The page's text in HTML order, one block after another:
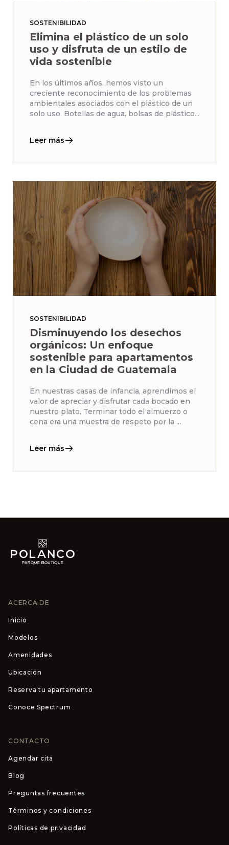
SOSTENIBILIDAD
Elimina el plástico de un solo
uso y disfruta de un estilo de
vida sostenible
En los últimos años, hemos visto un
creciente reconocimiento de los problemas
ambientales asociados con el plástico de un
solo uso. Botellas de agua, bolsas de plástico...
Leer más
SOSTENIBILIDAD
Disminuyendo los desechos
orgánicos: Un enfoque
sostenible para apartamentos
en la Ciudad de Guatemala
En nuestras casas de infancia, aprendimos el
valor de apreciar y disfrutar cada bocado en
nuestro plato. Terminar todo el almuerzo o
cena era una muestra de respeto por la ...
Leer más
ACERCA DE
Inicio
Modelos
Amenidades
Ubicación
Reserva tu apartamento
Conoce Spectrum
CONTACTO
Agendar cita
Blog
Preguntas frecuentes
Términos y condiciones
Políticas de privacidad